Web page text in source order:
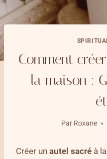
Comment
la maison :
Par Roxane
Créer un autel sacré à la